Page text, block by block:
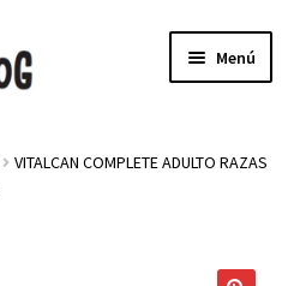
Menú
VITALCAN COMPLETE ADULTO RAZAS